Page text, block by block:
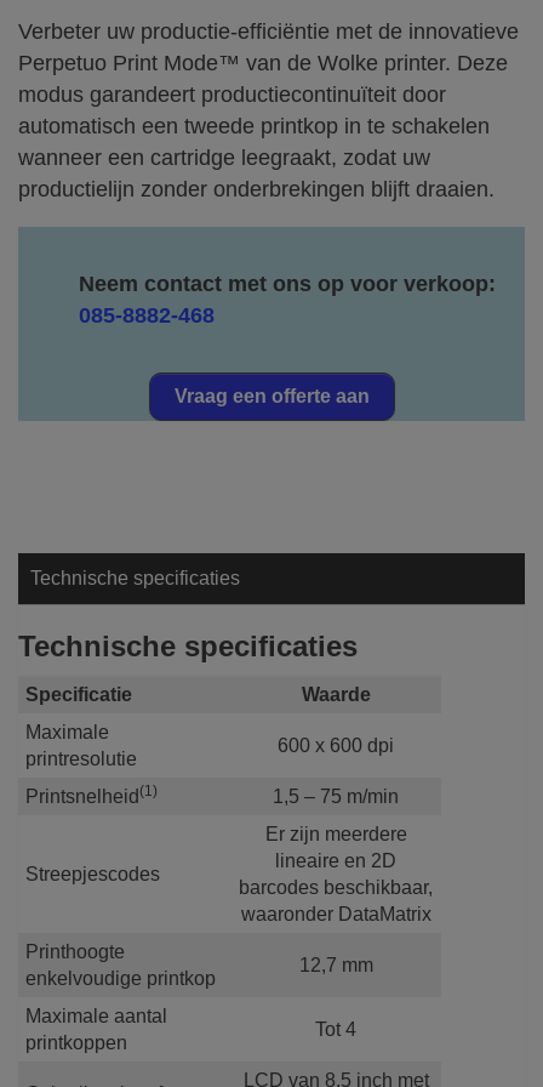
Verbeter uw productie-efficiëntie met de innovatieve
Perpetuo Print Mode™ van de Wolke printer. Deze
modus garandeert productiecontinuïteit door
automatisch een tweede printkop in te schakelen
wanneer een cartridge leegraakt, zodat uw
productielijn zonder onderbrekingen blijft draaien.
Neem contact met ons op voor verkoop:
085-8882-468
Vraag een offerte aan
Technische specificaties
Technische specificaties
Specificatie
Waarde
Maximale
printresolutie
600 x 600 dpi
Printsnelheid (1) 1,5 – 75 m/min
Streepjescodes
Er zijn meerdere
lineaire en 2D
barcodes beschikbaar,
waaronder DataMatrix
Printhoogte
enkelvoudige printkop
12,7 mm
Maximale aantal
printkoppen
Tot 4
LCD van 8,5 inch met